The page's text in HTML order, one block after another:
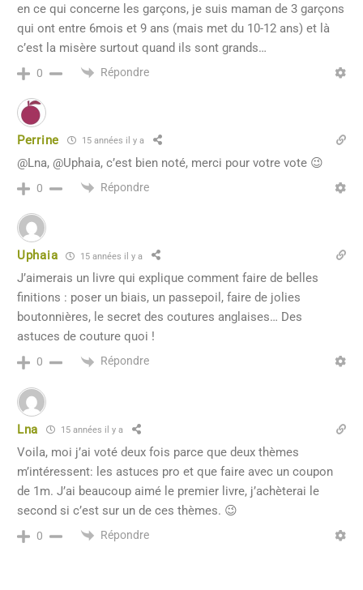
en ce qui concerne les garçons, je suis maman de 3 garçons
qui ont entre 6mois et 9 ans (mais met du 10-12 ans) et là
c’est la misère surtout quand ils sont grands…
0 Répondre
Perrine 15 années il y a
@Lna, @Uphaia, c’est bien noté, merci pour votre vote 😉
0 Répondre
Uphaia 15 années il y a
J’aimerais un livre qui explique comment faire de belles
finitions : poser un biais, un passepoil, faire de jolies
boutonnières, le secret des coutures anglaises… Des
astuces de couture quoi !
0 Répondre
Lna 15 années il y a
Voila, moi j’ai voté deux fois parce que deux thèmes
m’intéressent: les astuces pro et que faire avec un coupon
de 1m. J’ai beaucoup aimé le premier livre, j’achèterai le
second si c’est sur un de ces thèmes. 😉
0 Répondre